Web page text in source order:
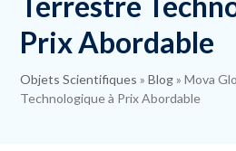
Prix Abordable
Objets Scientifiques »Blog»Mova
Technologique à Prix Abordable